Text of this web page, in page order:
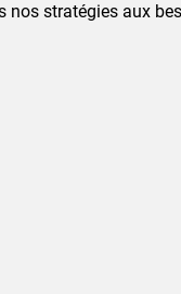
stratégies aux